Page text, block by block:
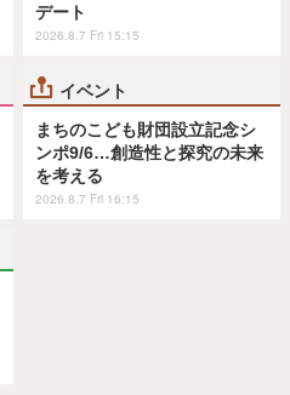
デート
2026.8.7 Fri 15:15
イベント
まちのこども財団設立記念シ
ンポ9/6…創造性と探究の未来
を考える
2026.8.7 Fri 16:15